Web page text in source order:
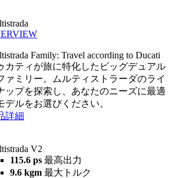
Family: Travel according to Ducati
カティが旅に特化したビッグデュアル
ァミリー。ムルティストラーダのライ
ップを探索し、あなたのニーズに最適
デルをお選びください。
詳細
V2
115.6 ps 最高出力
9.6 kgm 最大トルク